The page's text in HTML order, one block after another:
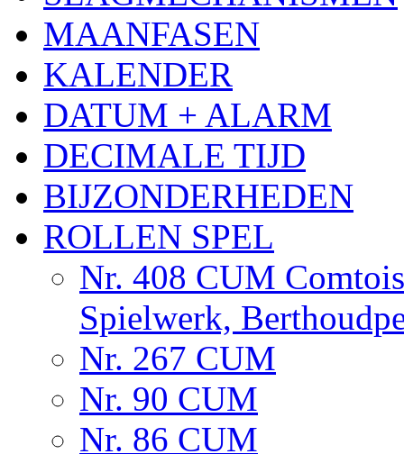
MAANFASEN
KALENDER
DATUM + ALARM
DECIMALE TIJD
BIJZONDERHEDEN
ROLLEN SPEL
Nr. 408 CUM
Spielwerk,
Nr. 267 CUM
Nr. 90 CUM
Nr. 86 CUM